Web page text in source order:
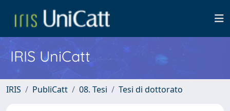
IRIS UniCatt
IRIS PubliCatt 08. Tesi Tesi di dottorato